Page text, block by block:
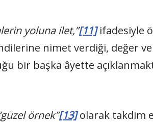
yoluna ilet,”[11]ifadesiyle
nimet verdiği, değer
bir başka âyette
örnek”[13]olarak takdim